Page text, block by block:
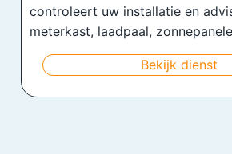
controleert uw installatie en
meterkast, laadpaal,
Bekijk dienst